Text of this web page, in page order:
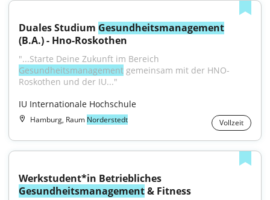
Duales Studium Gesundheitsmanagement
(B.A.) - Hno-Roskothen
Gesundheitsmanagement gemeinsam mit der HNO-
Roskothen und der IU..."
IU Internationale Hochschule
Hamburg, Raum Norderstedt Vollzeit
Gesundheitsmanagement & Fitness